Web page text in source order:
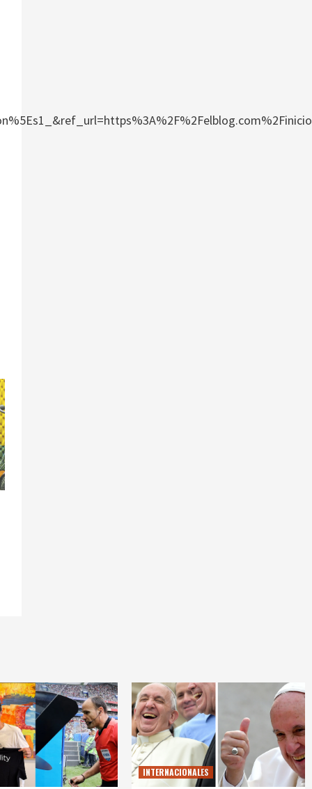
INTERNACIONALES